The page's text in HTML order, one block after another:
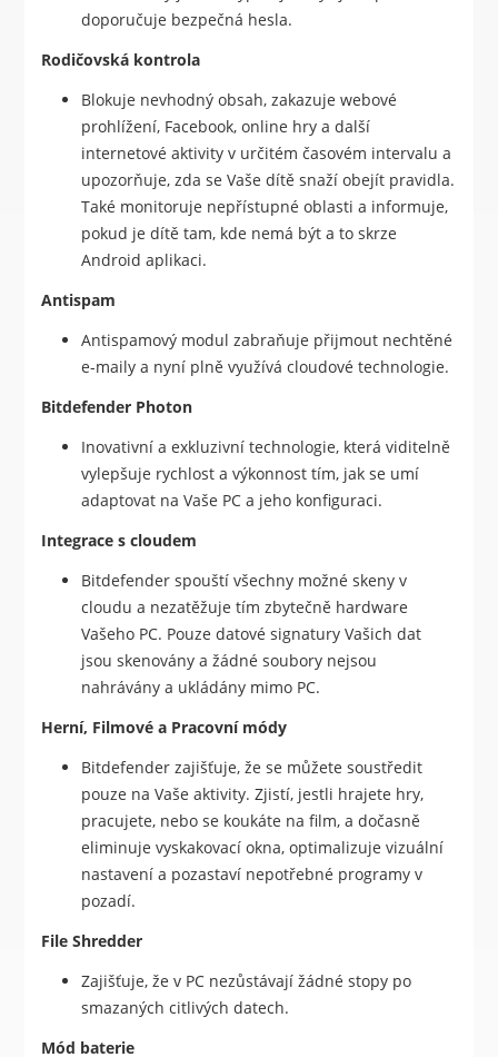
doporučuje bezpečná hesla.
Rodičovská kontrola
Blokuje nevhodný obsah, zakazuje webové
prohlížení, Facebook, online hry a další
internetové aktivity v určitém časovém intervalu a
upozorňuje, zda se Vaše dítě snaží obejít pravidla.
Také monitoruje nepřístupné oblasti a informuje,
pokud je dítě tam, kde nemá být a to skrze
Android aplikaci.
Antispam
Antispamový modul zabraňuje přijmout nechtěné
e-maily a nyní plně využívá cloudové technologie.
Bitdefender Photon
Inovativní a exkluzivní technologie, která viditelně
vylepšuje rychlost a výkonnost tím, jak se umí
adaptovat na Vaše PC a jeho konfiguraci.
Integrace s cloudem
Bitdefender spouští všechny možné skeny v
cloudu a nezatěžuje tím zbytečně hardware
Vašeho PC. Pouze datové signatury Vašich dat
jsou skenovány a žádné soubory nejsou
nahrávány a ukládány mimo PC.
Herní, Filmové a Pracovní módy
Bitdefender zajišťuje, že se můžete soustředit
pouze na Vaše aktivity. Zjistí, jestli hrajete hry,
pracujete, nebo se koukáte na film, a dočasně
eliminuje vyskakovací okna, optimalizuje vizuální
nastavení a pozastaví nepotřebné programy v
pozadí.
File Shredder
Zajišťuje, že v PC nezůstávají žádné stopy po
smazaných citlivých datech.
Mód baterie